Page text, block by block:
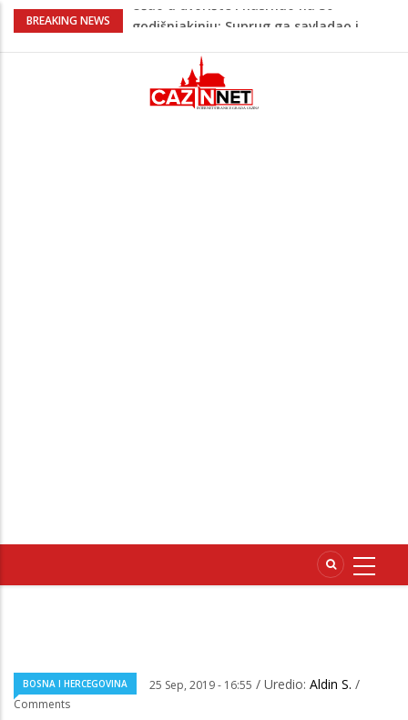
BREAKING NEWS
Green Coast dovodi Nammos Hotels &
nastaje nova lifestyle destinacija
Viktor Orban snimljen u
neprepoznatljivom izdanju u Srbiji:
BOSNA I HERCEGOVINA 25 Sep, 2019 - 16:55 / Uredio: Aldin S. /
Comments